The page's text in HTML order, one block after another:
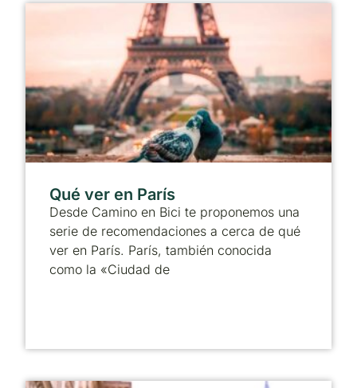
Qué ver en París
Desde Camino en Bici te proponemos una
serie de recomendaciones a cerca de qué
ver en París. París, también conocida
como la «Ciudad de